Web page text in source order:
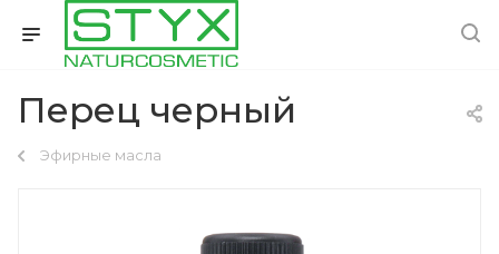
Перец черный
Эфирные масла